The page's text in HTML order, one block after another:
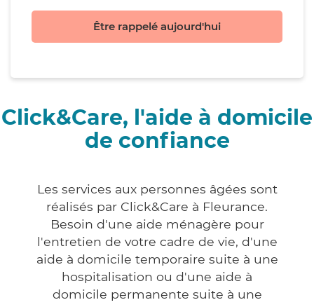
Être rappelé aujourd'hui
Click&Care, l'aide à domicile
de confiance
Les services aux personnes âgées sont
réalisés par Click&Care à Fleurance.
Besoin d'une aide ménagère pour
l'entretien de votre cadre de vie, d'une
aide à domicile temporaire suite à une
hospitalisation ou d'une aide à
domicile permanente suite à une